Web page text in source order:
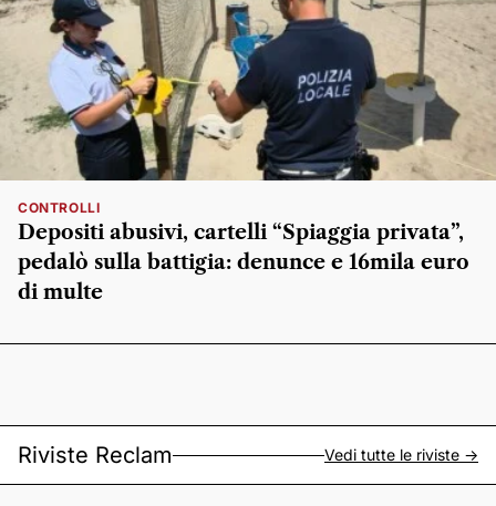
CONTROLLI
Depositi abusivi, cartelli “Spiaggia privata”,
pedalò sulla battigia: denunce e 16mila euro
di multe
Riviste Reclam Vedi tutte le riviste ->